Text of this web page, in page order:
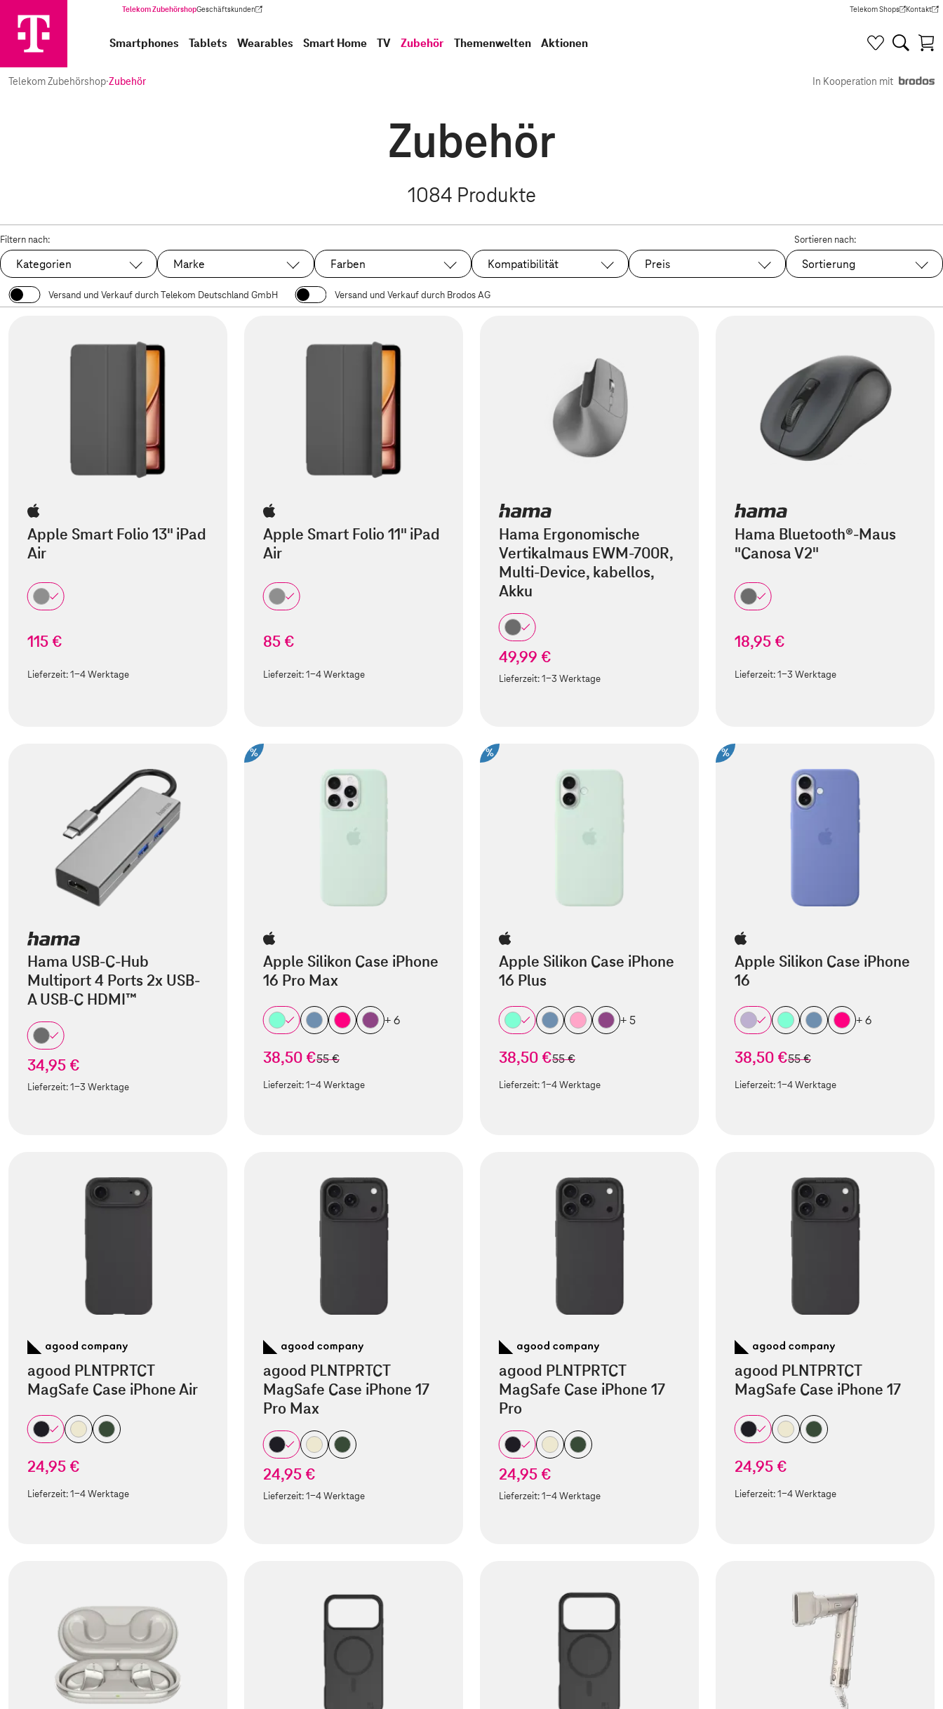
Telekom ZubehörshopGeschäftskunden
(Wird in einem neuen Tab geöffnet) Telekom Shops
(Wird in einem neuen Tab
Kontakt
(Wird in
Smartphones Tablets Wearables Smart Home TV Zubehör Themenwelten Aktionen
Telekom Zubehörshop·Zubehör In Kooperation mit
Zubehör
1084 Produkte
Filtern nach:
Kategorien Marke Farben Kompatibilität Preis
Sortieren nach:
Sortierung
Versand und Verkauf durch Telekom Deutschland GmbH Versand und Verkauf durch Brodos AG
Apple Smart Folio 13" iPad
Air
115 €
Lieferzeit:1-4 Werktage
Apple Smart Folio 11" iPad
Air
85 €
Lieferzeit:1-4 Werktage
Hama Ergonomische
Vertikalmaus EWM-700R,
Multi-Device, kabellos,
Akku
49,99 €
Lieferzeit:1-3 Werktage
Hama Bluetooth®-Maus
"Canosa V2"
18,95 €
Lieferzeit:1-3 Werktage
Hama USB-C-Hub
Multiport 4 Ports 2x USB-
A USB-C HDMI™
34,95 €
Lieferzeit:1-3 Werktage
%
Apple Silikon Case iPhone
16 Pro Max
+ 6
38,50 €statt
55 €
Lieferzeit:1-4 Werktage
%
Apple Silikon Case iPhone
16 Plus
+ 5
38,50 €statt
55 €
Lieferzeit:1-4 Werktage
%
Apple Silikon Case iPhone
16
+ 6
38,50 €statt
55 €
Lieferzeit:1-4 Werktage
agood PLNTPRTCT
MagSafe Case iPhone Air
24,95 €
Lieferzeit:1-4 Werktage
agood PLNTPRTCT
MagSafe Case iPhone 17
Pro Max
24,95 €
Lieferzeit:1-4 Werktage
agood PLNTPRTCT
MagSafe Case iPhone 17
Pro
24,95 €
Lieferzeit:1-4 Werktage
agood PLNTPRTCT
MagSafe Case iPhone 17
24,95 €
Lieferzeit:1-4 Werktage